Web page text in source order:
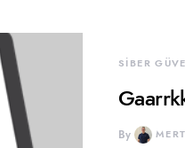
SİBER
By